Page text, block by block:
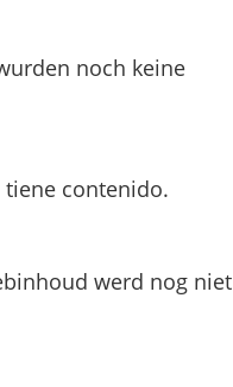
noch keine
tiene contenido.
werd nog niet